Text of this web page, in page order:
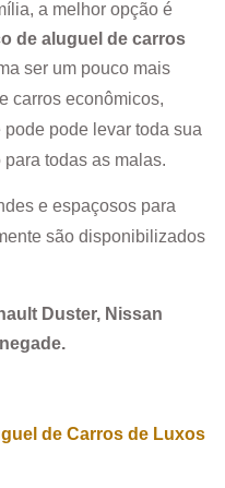
a melhor opção é
de aluguel de carros
ser um pouco mais
carros econômicos,
pode levar toda sua
todas as malas.
e espaçosos para
são disponibilizados
Duster, Nissan
de Carros de Luxos